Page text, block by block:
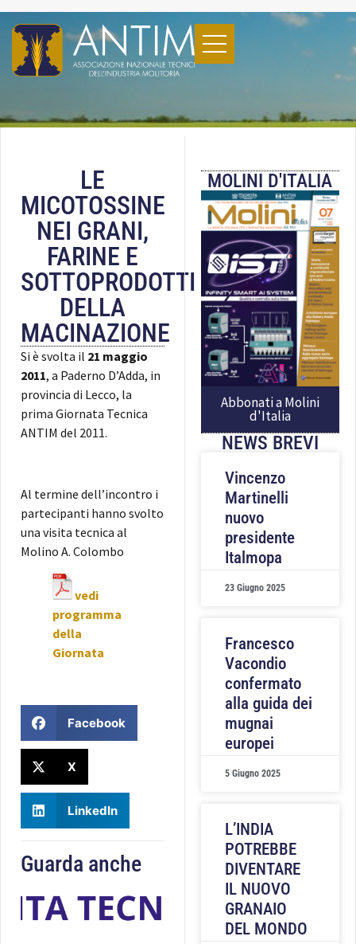
LE
MICOTOSSINE
NEI GRANI,
FARINE E
SOTTOPRODOTTI
DELLA
MACINAZIONE
Si è svolta il 21 maggio
2011, a Paderno D’Adda, in
provincia di Lecco, la
prima Giornata Tecnica
ANTIM del 2011.
Al termine dell’incontro i
partecipanti hanno svolto
una visita tecnica al
Molino A. Colombo
vedi
programma
della
Giornata
Facebook
X
LinkedIn
Guarda anche
MOLINI D'ITALIA
Abbonati a Molini
d'Italia
NEWS BREVI
Vincenzo
Martinelli
nuovo
presidente
Italmopa
23 Giugno 2025
Francesco
Vacondio
confermato
alla guida dei
mugnai
europei
5 Giugno 2025
L’INDIA
POTREBBE
DIVENTARE
IL NUOVO
GRANAIO
DEL MONDO